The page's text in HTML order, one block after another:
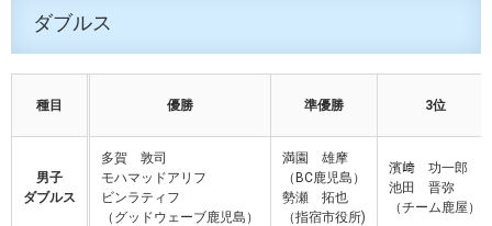
ダブルス
種目 優勝 準優勝 3位
男子
ダブルス
多賀 敦司
モハマッドアリフ
ビンラティフ
（グッドウェーブ鹿児島）
満園 雄摩
（BC鹿児島）
勢瀬 拓也
（指宿市役所)
濱﨑 功一郎
池田 晋弥
（チーム鹿屋）